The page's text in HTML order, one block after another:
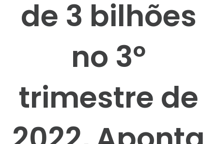
de 3 bilhões
no 3º
trimestre de